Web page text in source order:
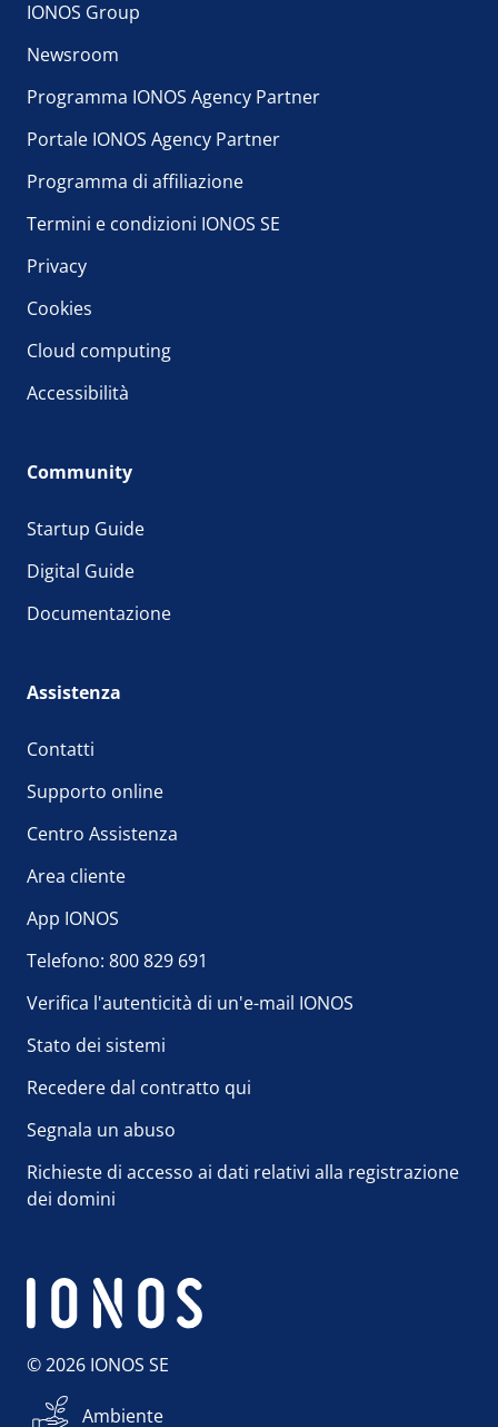
IONOS Group
Newsroom
Programma IONOS Agency Partner
Portale IONOS Agency Partner
Programma di affiliazione
Termini e condizioni IONOS SE
Privacy
Cookies
Cloud computing
Accessibilità
Community
Startup Guide
Digital Guide
Documentazione
Assistenza
Contatti
Supporto online
Centro Assistenza
Area cliente
App IONOS
Telefono: 800 829 691
Verifica l'autenticità di un'e-mail IONOS
Stato dei sistemi
Recedere dal contratto qui
Segnala un abuso
Richieste di accesso ai dati relativi alla registrazione
dei domini
© 2026 IONOS SE
Ambiente